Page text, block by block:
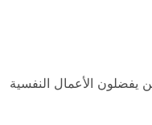
يفضلون الأعمال النفسية